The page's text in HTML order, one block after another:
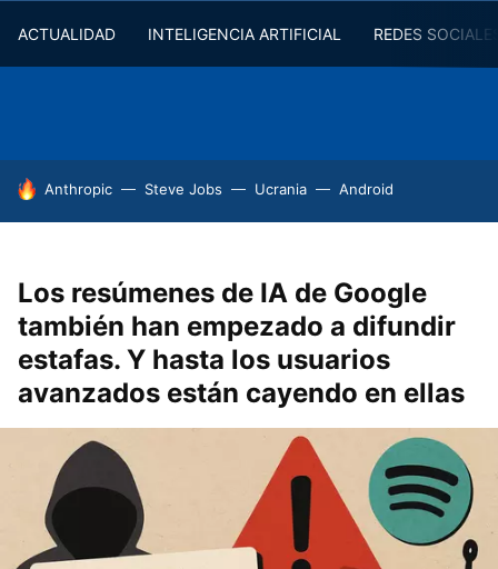
ACTUALIDAD INTELIGENCIA ARTIFICIAL REDES
HOY SE HABLA DE
Anthropic Steve Jobs Ucrania Android
Los resúmenes de IA de Google
también han empezado a difundir
estafas. Y hasta los usuarios
avanzados están cayendo en ellas